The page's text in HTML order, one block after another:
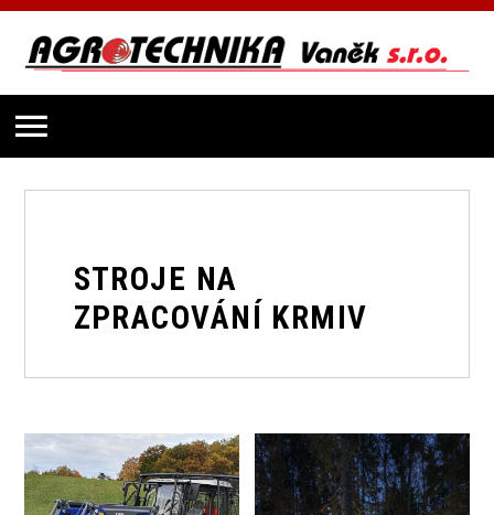
STROJE NA
ZPRACOVÁNÍ KRMIV